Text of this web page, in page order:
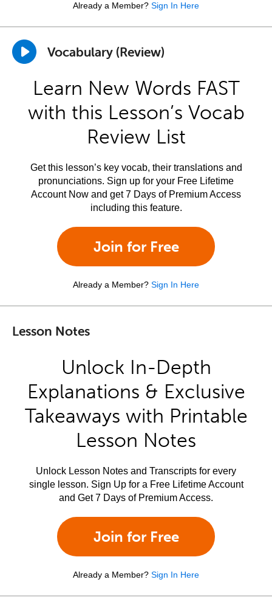
Already a Member? Sign In Here
Vocabulary (Review)
Learn New Words FAST
with this Lesson’s Vocab
Review List
Get this lesson’s key vocab, their translations and
pronunciations. Sign up for your Free Lifetime
Account Now and get 7 Days of Premium Access
including this feature.
Join for Free
Already a Member? Sign In Here
Lesson Notes
Unlock In-Depth
Explanations & Exclusive
Takeaways with Printable
Lesson Notes
Unlock Lesson Notes and Transcripts for every
single lesson. Sign Up for a Free Lifetime Account
and Get 7 Days of Premium Access.
Join for Free
Already a Member? Sign In Here